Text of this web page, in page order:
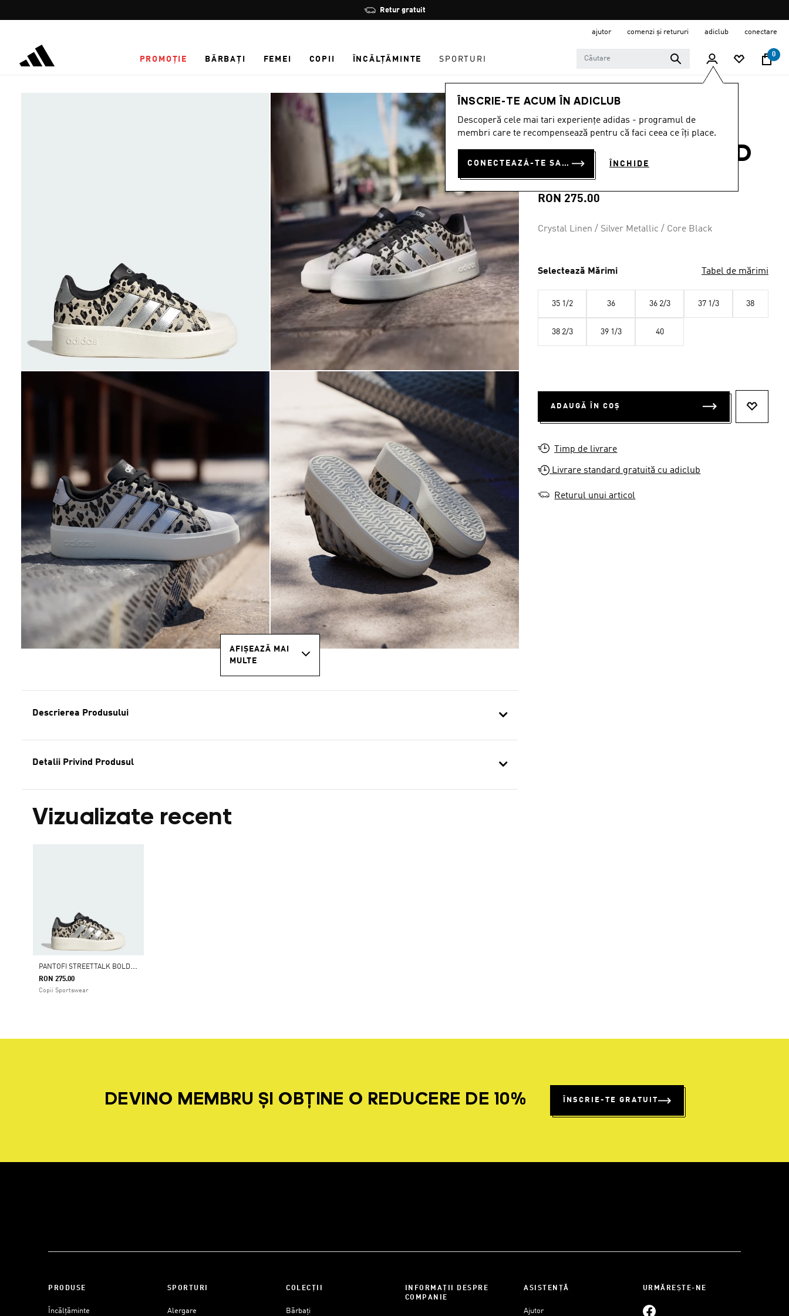
Oprește
rotația
Retur gratuit
ajutor comenzi și retururi adiclub conectare
PROMOȚIE BĂRBAȚI FEMEI COPII ÎNCĂLȚĂMINTE SPORTURI
0
ÎNSCRIE-TE ACUM ÎN ADICLUB
Descoperă cele mai tari experiențe adidas - programul de
membri care te recompensează pentru că faci ceea ce îți place.
CONECTEAZĂ-TE SAU ÎNSCRIE-TE ACUM ÎNCHIDE
AFIȘEAZĂ MAI
MULTE
Descrierea Produsului
Detalii Privind Produsul
Vizualizate recent
P
ANTOFI STREETTALK BOLD JUNIOR
RON 275.00
Copii Sportswear
COPII ÎNCĂLȚĂMINTE
PANTOFI
STREETTALK BOLD
JUNIOR
RON 275.00
Crystal Linen / Silver Metallic / Core Black
Selectează Mărimi Tabel de mărimi
35 1/2 36 36 2/3 37 1/3 38
38 2/3 39 1/3 40
ADAUGĂ ÎN COȘ
Timp de livrare
Livrare standard gratuită cu adiclub
Returul unui articol
DEVINO MEMBRU ȘI OBȚINE O REDUCERE DE 10% ÎNSCRIE-TE GRATUIT
PRODUSE
Încălțăminte
SPORTURI
Alergare
COLECȚII
Bărbați
INFORMAȚII DESPRE
COMPANIE
ASISTENȚĂ
Ajutor
URMĂREȘTE-NE